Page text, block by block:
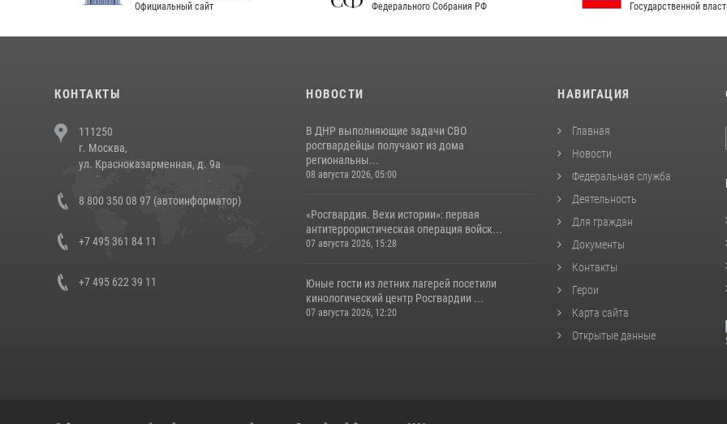
Официальный сайт Федерального Собрания РФ Государственной власти РФ
КОНТАКТЫ
111250
г. Москва,
ул. Красноказарменная, д. 9а
8 800 350 08 97 (автоинформатор)
+7 495 361 84 11
+7 495 622 39 11
НОВОСТИ
В ДНР выполняющие задачи СВО
росгвардейцы получают из дома
региональны...
08 августа 2026, 05:00
«Росгвардия. Вехи истории»: первая
антитеррористическая операция войск...
07 августа 2026, 15:28
Юные гости из летних лагерей посетили
кинологический центр Росгвардии ...
07 августа 2026, 12:20
НАВИГАЦИЯ
Главная
Новости
Федеральная служба
Деятельность
Для граждан
Документы
Контакты
Герои
Карта сайта
Открытые данные